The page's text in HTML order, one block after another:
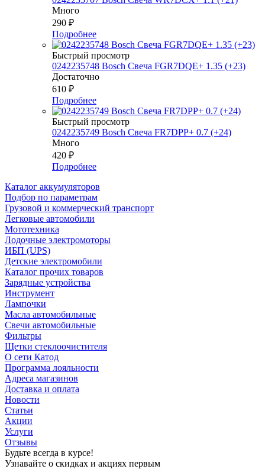
Много
290 ₽
Подробнее
Быстрый просмотр
0242235748 Bosch Свеча FGR7DQE+ 1.35 (+23)
Достаточно
610 ₽
Подробнее
Быстрый просмотр
0242235749 Bosch Свеча FR7DPP+ 0.7 (+24)
Много
420 ₽
Подробнее
Каталог аккумуляторов
Подбор по параметрам
Грузовой и коммерческий транспорт
Легковые автомобили
Мототехника
Лодочные электромоторы
ИБП (UPS)
Детские электромобили
Каталог прочих товаров
Зарядные устройства
Инструмент
Лампочки
Масла автомобильные
Свечи автомобильные
Фильтры
Щетки стеклоочистителя
О сети Катод
Программа лояльности
Адреса магазинов
Доставка и оплата
Новости
Статьи
Акции
Услуги
Отзывы
Будьте всегда в курсе!
Узнавайте о скидках и акциях первым